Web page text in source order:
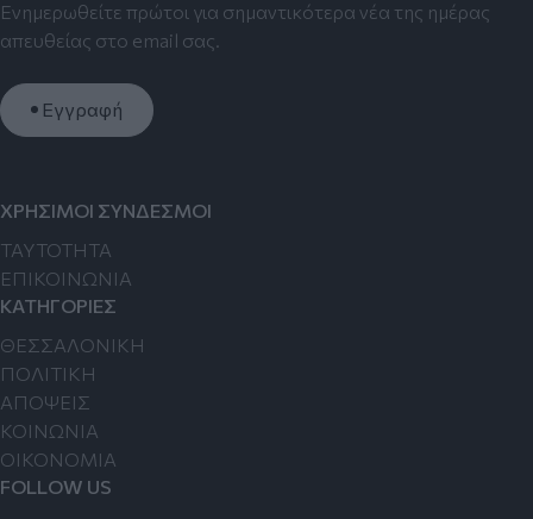
Ενημερωθείτε πρώτοι για σημαντικότερα νέα της ημέρας
απευθείας στο email σας.
Εγγραφή
ΧΡΗΣΙΜΟΙ ΣΥΝΔΕΣΜΟΙ
TAYTOTHTA
ΕΠΙΚΟΙΝΩΝΙΑ
ΚΑΤΗΓΟΡΙΕΣ
ΘΕΣΣΑΛΟΝΙΚΗ
ΠΟΛΙΤΙΚΗ
ΑΠΟΨΕΙΣ
ΚΟΙΝΩΝΙΑ
ΟΙΚΟΝΟΜΙΑ
FOLLOW US